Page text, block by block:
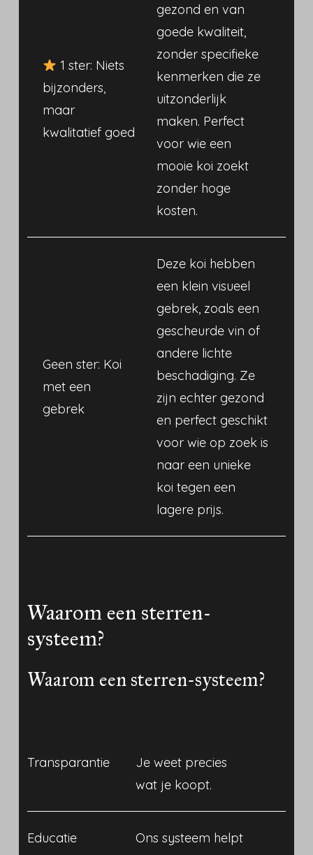
1 ster: Niets
bijzonders,
maar
kwalitatief goed
gezond en van
goede kwaliteit,
zonder specifieke
kenmerken die ze
uitzonderlijk
maken. Perfect
voor wie een
mooie koi zoekt
zonder hoge
kosten.
Geen ster: Koi
met een
gebrek
Deze koi hebben
een klein visueel
gebrek, zoals een
gescheurde vin of
andere lichte
beschadiging. Ze
zijn echter gezond
en perfect geschikt
voor wie op zoek is
naar een unieke
koi tegen een
lagere prijs.
Waarom een sterren-
systeem?
Waarom een sterren-systeem?
Transparantie
Je weet precies
wat je koopt.
Educatie
Ons systeem helpt